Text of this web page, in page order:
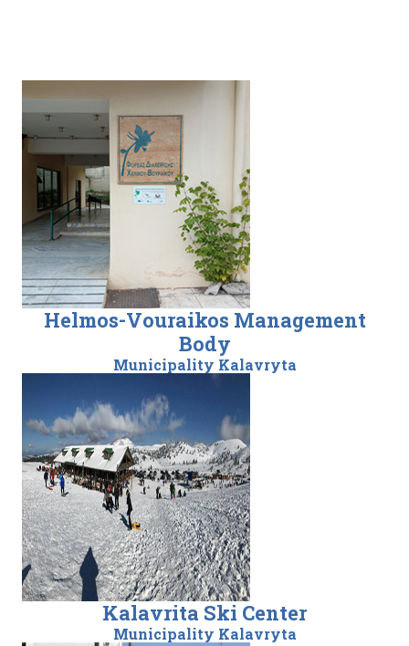
Helmos-Vouraikos Management
Body
Municipality Kalavryta
Kalavrita Ski Center
Municipality Kalavryta